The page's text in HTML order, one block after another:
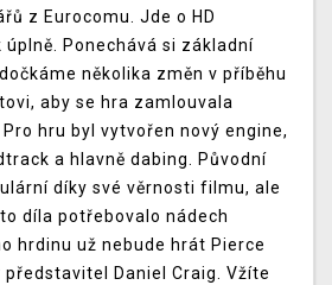
z Eurocomu. Jde o HD
Ponechává si základní
několika změn v příběhu
aby se hra zamlouvala
hru byl vytvořen nový engine,
a hlavně dabing. Původní
díky své věrnosti filmu, ale
díla potřebovalo nádech
hrdinu už nebude hrát Pierce
představitel Daniel Craig. Vžíte